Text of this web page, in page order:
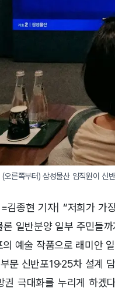
(오른쪽부터) 삼성물산 임직원이 신
김종현 기자| “저희가 가
론 일반분양 일부 주민들
예술 작품으로 래미안
문 신반포19·25차 설계
권 극대화를 누리게 하겠